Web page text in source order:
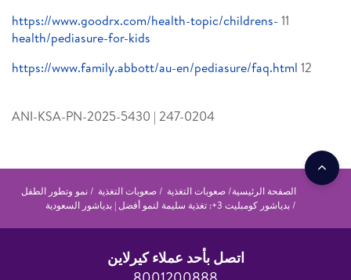
11
https://www.goodrx.com/health-topic/childrens-
health/pediasure-for-kids
12
https://www.family.abbott/au-en/pediasure/faq.html
ANI-KSA-PN-2025-5430 | 247-0204
الصفحة الرئيسية صعوبات التغذية صعوبات التغذية
نمو وتطور الطفل
بدياشور كومبليت 3+: تغذية سليمة لنمو أفضل | بدياشور السعودية
اتصل بأحد عملاء كيرلاين